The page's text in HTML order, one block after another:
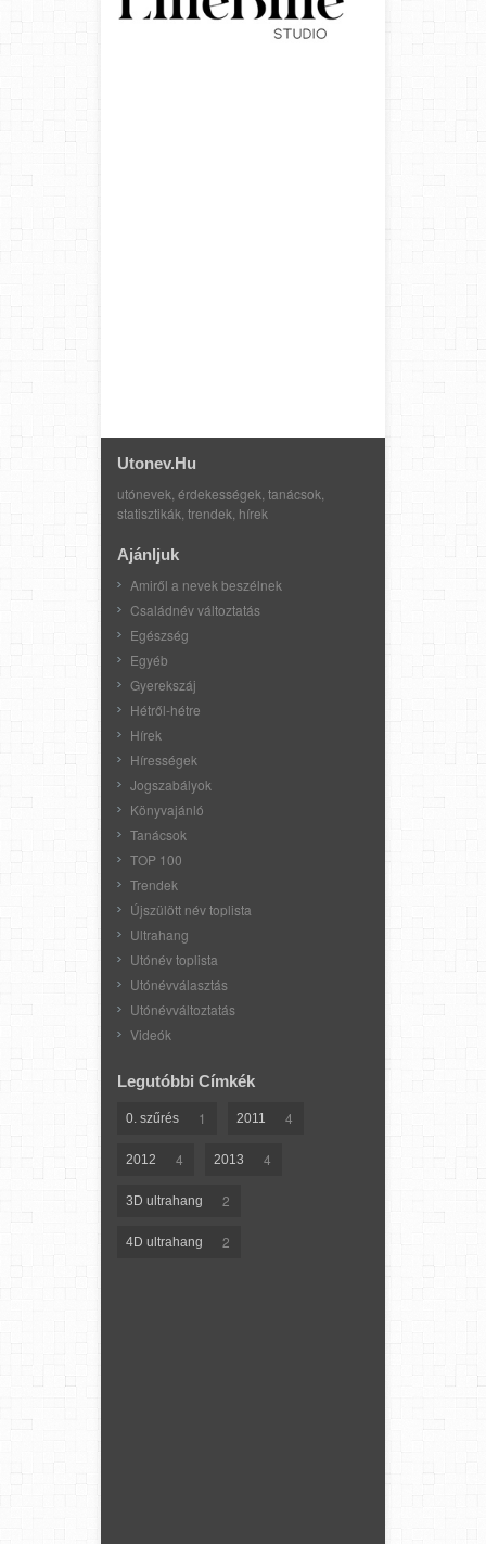
Utonev.hu
utónevek, érdekességek, tanácsok,
statisztikák, trendek, hírek
Ajánljuk
Amiről a nevek beszélnek
Családnév változtatás
Egészség
Egyéb
Gyerekszáj
Hétről-hétre
Hírek
Hírességek
Jogszabályok
Könyvajánló
Tanácsok
TOP 100
Trendek
Újszülött név toplista
Ultrahang
Utónév toplista
Utónévválasztás
Utónévváltoztatás
Videók
Legutóbbi Címkék
0. szűrés 1 2011 4
2012 4 2013 4
3D ultrahang 2
4D ultrahang 2